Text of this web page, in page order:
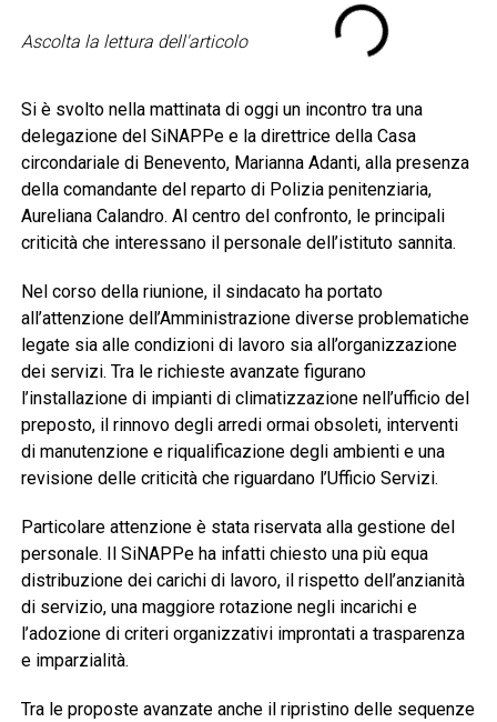
Ascolta la lettura dell'articolo
Si è svolto nella mattinata di oggi un incontro tra una
delegazione del SiNAPPe e la direttrice della Casa
circondariale di Benevento, Marianna Adanti, alla presenza
della comandante del reparto di Polizia penitenziaria,
Aureliana Calandro. Al centro del confronto, le principali
criticità che interessano il personale dell’istituto sannita.
Nel corso della riunione, il sindacato ha portato
all’attenzione dell’Amministrazione diverse problematiche
legate sia alle condizioni di lavoro sia all’organizzazione
dei servizi. Tra le richieste avanzate figurano
l’installazione di impianti di climatizzazione nell’ufficio del
preposto, il rinnovo degli arredi ormai obsoleti, interventi
di manutenzione e riqualificazione degli ambienti e una
revisione delle criticità che riguardano l’Ufficio Servizi.
Particolare attenzione è stata riservata alla gestione del
personale. Il SiNAPPe ha infatti chiesto una più equa
distribuzione dei carichi di lavoro, il rispetto dell’anzianità
di servizio, una maggiore rotazione negli incarichi e
l’adozione di criteri organizzativi improntati a trasparenza
e imparzialità.
Tra le proposte avanzate anche il ripristino delle sequenze